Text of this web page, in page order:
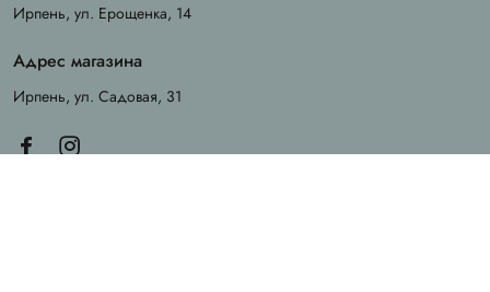
Ирпень, ул. Ерощенка, 14
Адрес магазина
Ирпень, ул. Садовая, 31